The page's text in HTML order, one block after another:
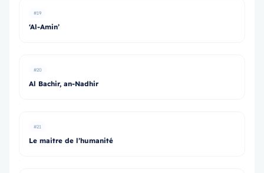
#19
‘Al-Amin’
#20
Al Bachir, an-Nadhir
#21
Le maitre de l’humanité